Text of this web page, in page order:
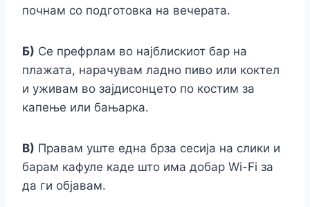
почнам со подготовка на вечерата.
Б) Се префрлам во најблискиот бар на
плажата, нарачувам ладно пиво или коктел
и уживам во зајдисонцето по костим за
капење или бањарка.
В) Правам уште една брза сесија на слики и
барам кафуле каде што има добар Wi-Fi за
да ги објавам.